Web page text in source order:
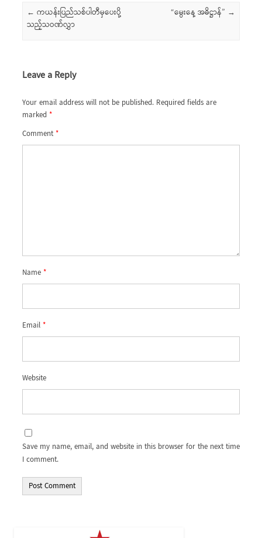
Post navigation
← ကယန်းပြည်သစ်ပါတီမှပေးပို့
သည့်သဝဏ်လွှာ
“မွေးနေ့ အဓိဋ္ဌာန်” →
Leave a Reply
Your email address will not be published. Required fields are
marked*
Comment*
Name*
Email*
Website
Save my name, email, and website in this browser for the next time
I comment.